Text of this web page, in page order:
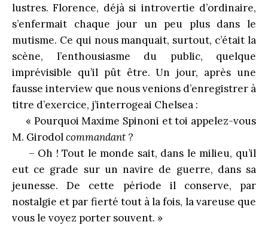
lustres. Florence, déjà si introvertie d’ordinaire,
s’enfermait chaque jour un peu plus dans le
mutisme. Ce qui nous manquait, surtout, c’était la
scène, l’enthousiasme du public, quelque
imprévisible qu’il pût être. Un jour, après une
fausse interview que nous venions d’enregistrer à
titre d’exercice, j’interrogeai Chelsea :
« Pourquoi Maxime Spinoni et toi appelez-vous
M. Girodolcommandant ?
– Oh ! Tout le monde sait, dans le milieu, qu’il
eut ce grade sur un navire de guerre, dans sa
jeunesse. De cette période il conserve, par
nostalgie et par fierté tout à la fois, la vareuse que
vous le voyez porter souvent. »